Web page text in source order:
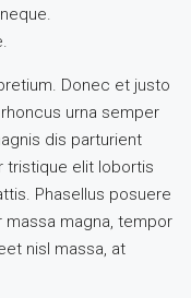
Donec et justo
urna semper
dis parturient
tristique elit lobortis
Phasellus posuere
magna, tempor
nisl massa, at